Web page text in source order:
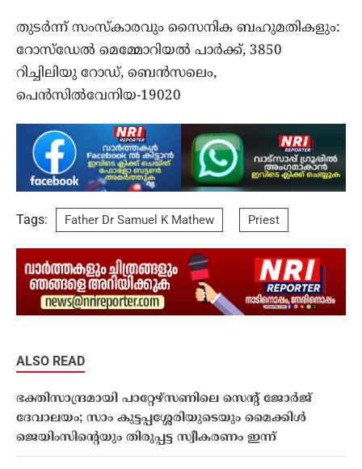
തുടർന്ന് സംസ്‌കാരവും സൈനിക ബഹുമതികളും:
റോസ്‌ഡേൽ മെമ്മോറിയല്‍ പാര്‍ക്ക്, 3850
റിച്ചിലിയു റോഡ്, ബെന്‍സലെം,
പെന്‍സിൽവേനിയ-19020
Tags: Father Dr Samuel K Mathew Priest
ALSO READ
ഭക്തിസാന്ദ്രമായി പാറ്റേഴ്സണിലെ സെന്റ് ജോർജ്
ദേവാലയം; സാം കുട്ടപ്പശ്ശേരിയുടെയും മൈക്കിൾ
ജെയിംസിന്റെയും തിരുപ്പട്ട സ്വീകരണം ഇന്ന്